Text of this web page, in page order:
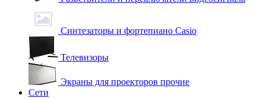
Синтезаторы и фортепиано Casio
Телевизоры
Экраны для проекторов прочие
Сети